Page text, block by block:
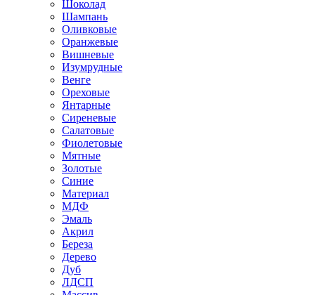
Шоколад
Шампань
Оливковые
Оранжевые
Вишневые
Изумрудные
Венге
Ореховые
Янтарные
Сиреневые
Салатовые
Фиолетовые
Мятные
Золотые
Синие
Материал
МДФ
Эмаль
Акрил
Береза
Дерево
Дуб
ЛДСП